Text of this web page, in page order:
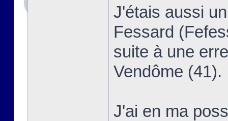
J'étais aussi
Fessard
suite à une
Vendôme (41).
J'ai en ma